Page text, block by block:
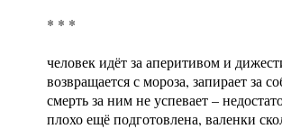
* * *
человек идёт за аперитивом и
возвращается с мороза, запирает за
смерть за ним не успевает –
плохо ещё подготовлена, валенки